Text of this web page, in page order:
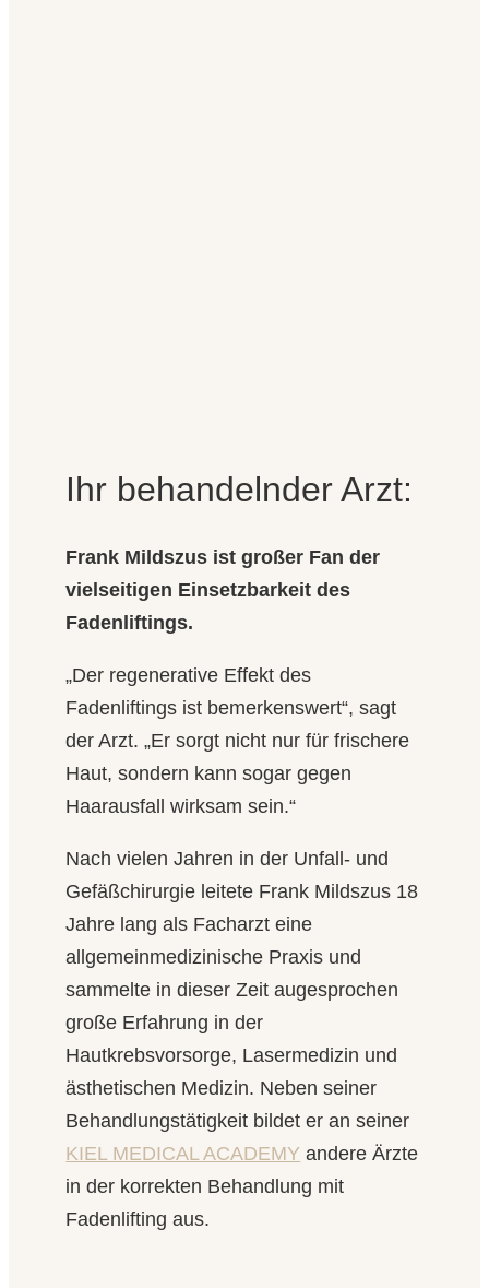
Ihr behandelnder Arzt:
Frank Mildszus ist großer Fan der
vielseitigen Einsetzbarkeit des
Fadenliftings.
„Der regenerative Effekt des
Fadenliftings ist bemerkenswert“, sagt
der Arzt. „Er sorgt nicht nur für frischere
Haut, sondern kann sogar gegen
Haarausfall wirksam sein.“
Nach vielen Jahren in der Unfall- und
Gefäßchirurgie leitete Frank Mildszus 18
Jahre lang als Facharzt eine
allgemeinmedizinische Praxis und
sammelte in dieser Zeit augesprochen
große Erfahrung in der
Hautkrebsvorsorge, Lasermedizin und
ästhetischen Medizin. Neben seiner
Behandlungstätigkeit bildet er an seiner
KIEL MEDICAL ACADEMY andere Ärzte
in der korrekten Behandlung mit
Fadenlifting aus.